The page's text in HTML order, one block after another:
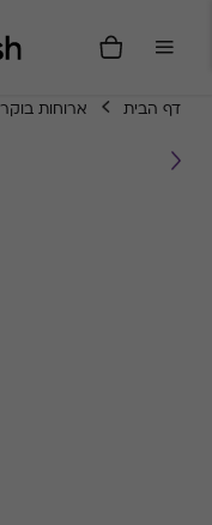
דף הבית ארוחות בוקר